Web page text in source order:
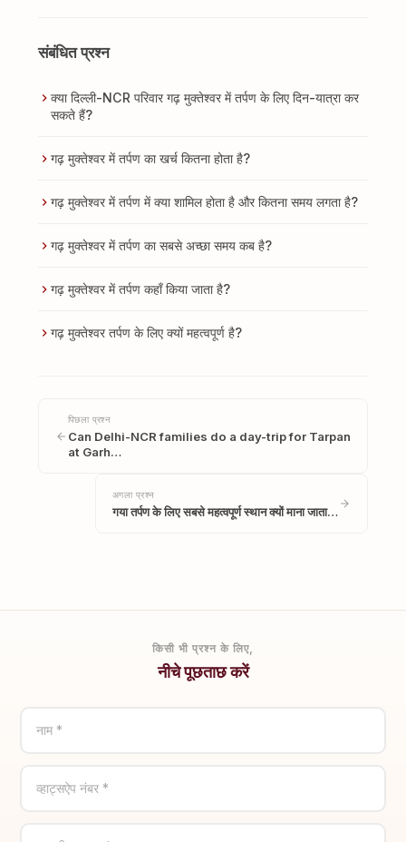
संबंधित प्रश्न
क्या दिल्ली-NCR परिवार गढ़ मुक्तेश्वर में तर्पण के लिए दिन-यात्रा कर
सकते हैं?
गढ़ मुक्तेश्वर में तर्पण का खर्च कितना होता है?
गढ़ मुक्तेश्वर में तर्पण में क्या शामिल होता है और कितना समय लगता है?
गढ़ मुक्तेश्वर में तर्पण का सबसे अच्छा समय कब है?
गढ़ मुक्तेश्वर में तर्पण कहाँ किया जाता है?
गढ़ मुक्तेश्वर तर्पण के लिए क्यों महत्वपूर्ण है?
पिछला प्रश्न
Can Delhi-NCR families do a day-trip for Tarpan
at Garh…
अगला प्रश्न
गया तर्पण के लिए सबसे महत्वपूर्ण स्थान क्यों माना जाता…
किसी भी प्रश्न के लिए,
नीचे पूछताछ करें
नाम *
व्हाट्सऐप नंबर *